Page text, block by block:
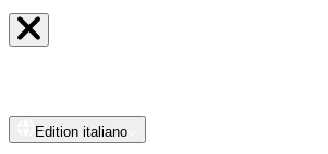
Edition italiano